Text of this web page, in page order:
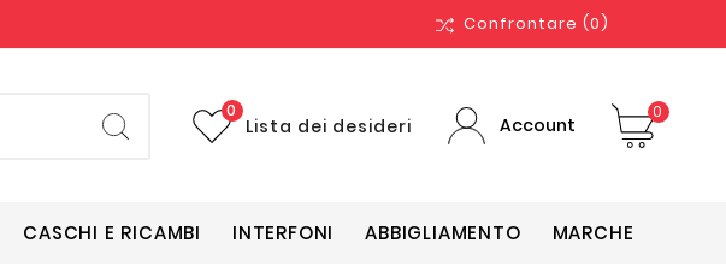
Confrontare (0)
Lista dei desideri
0
Account
0
CASCHI E RICAMBI INTERFONI ABBIGLIAMENTO MARCHE